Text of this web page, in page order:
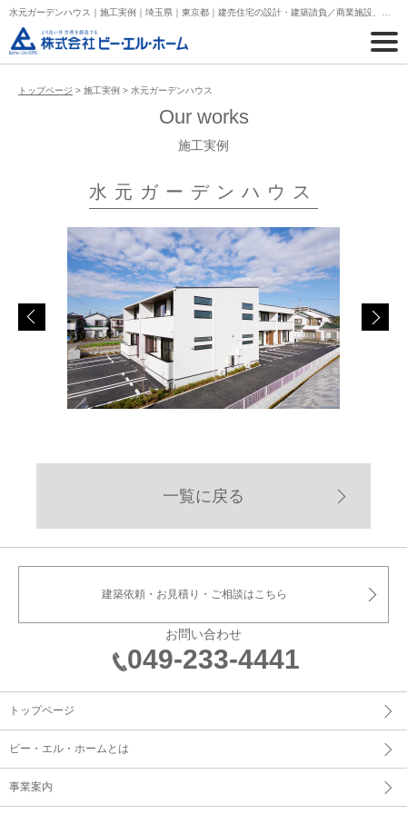
トップページ > 施工実例 > 水元ガーデンハウス
Our works
施工実例
水元ガーデンハウス
一覧に戻る
建築依頼・お見積り・ご相談はこちら
お問い合わせ
049-233-4441
トップページ
ビー・エル・ホームとは
事業案内